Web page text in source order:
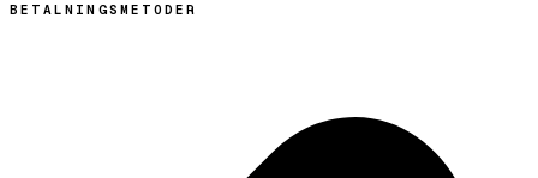
BETALNINGSMETODER